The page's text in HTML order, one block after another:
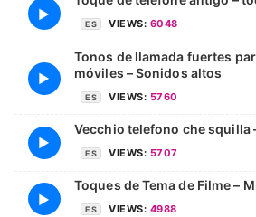
▶
ES VIEWS: 6048
▶
Tonos de llamada fuertes
móviles – Sonidos altos
ES VIEWS: 5760
▶
Vecchio telefono che squilla
ES VIEWS: 5707
▶
Toques de Tema de Filme –
ES VIEWS: 4988